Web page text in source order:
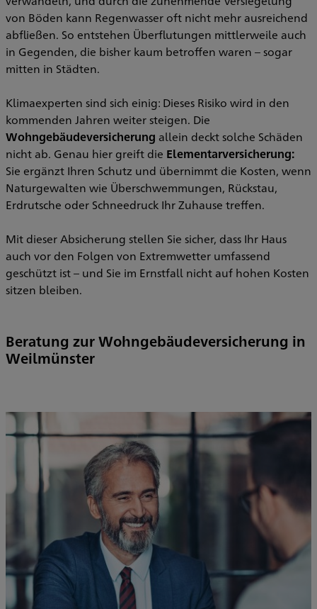
von Böden kann Regenwasser oft nicht mehr ausreichend
abfließen. So entstehen Überflutungen mittlerweile auch
in Gegenden, die bisher kaum betroffen waren – sogar
mitten in Städten.
Klimaexperten sind sich einig: Dieses Risiko wird in den
kommenden Jahren weiter steigen. Die
Wohngebäudeversicherung allein deckt solche Schäden
nicht ab. Genau hier greift die Elementarversicherung:
Sie ergänzt Ihren Schutz und übernimmt die Kosten, wenn
Naturgewalten wie Überschwemmungen, Rückstau,
Erdrutsche oder Schneedruck Ihr Zuhause treffen.
Mit dieser Absicherung stellen Sie sicher, dass Ihr Haus
auch vor den Folgen von Extremwetter umfassend
geschützt ist – und Sie im Ernstfall nicht auf hohen Kosten
sitzen bleiben.
Beratung zur Wohngebäudeversicherung in
Weilmünster